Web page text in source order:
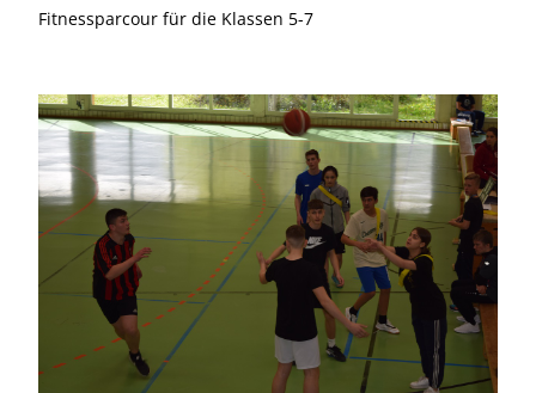
Fitnessparcour für die Klassen 5-7